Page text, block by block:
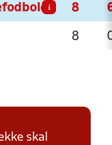
i 8
8
skal